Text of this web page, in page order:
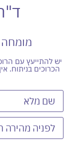
יש להתייעץ עם
הכרוכים בניתוח.